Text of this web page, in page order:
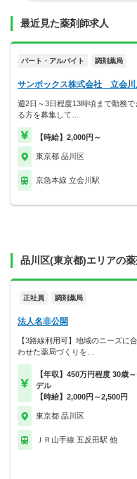
最近見た薬剤師求人
パート・アルバイト 調剤薬局
サンボックス株式会社 立会川
週2日～3日程度13時頃まで勤務で
る方を募集して…
【時給】2,000円～
東京都 品川区
京急本線 立会川駅
品川区(東京都)エリアの薬
正社員 調剤薬局
法人名非公開
【3路線利用可】地域のニーズに合
わせた薬局づくりを…
【年収】450万円程度 30歳
デル
【時給】2,000円～2,500円
東京都 品川区
ＪＲ山手線 五反田駅 他